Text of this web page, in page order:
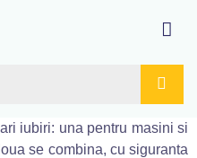
iubiri: una pentru masini si
se combina, cu siguranta